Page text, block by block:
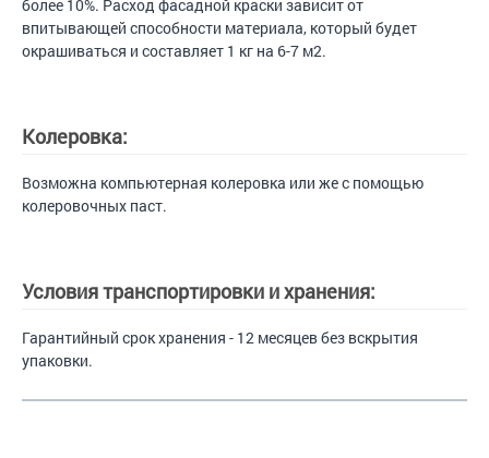
более 10%. Расход фасадной краски зависит от
впитывающей способности материала, который будет
окрашиваться и составляет 1 кг на 6-7 м2.
Колеровка:
Возможна компьютерная колеровка или же с помощью
колеровочных паст.
Условия транспортировки и хранения:
Гарантийный срок хранения - 12 месяцев без вскрытия
упаковки.